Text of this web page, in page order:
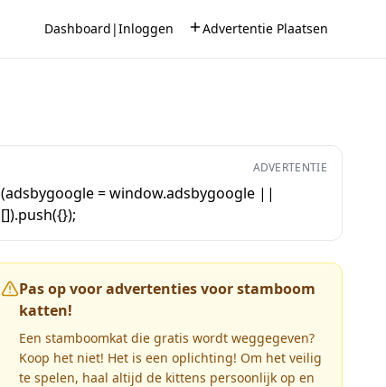
Dashboard |Inloggen Advertentie Plaatsen
ADVERTENTIE
(adsbygoogle = window.adsbygoogle ||
[]).push({});
Pas op voor advertenties voor stamboom
katten!
Een stamboomkat die gratis wordt weggegeven?
Koop het niet! Het is een oplichting! Om het veilig
te spelen, haal altijd de kittens persoonlijk op en